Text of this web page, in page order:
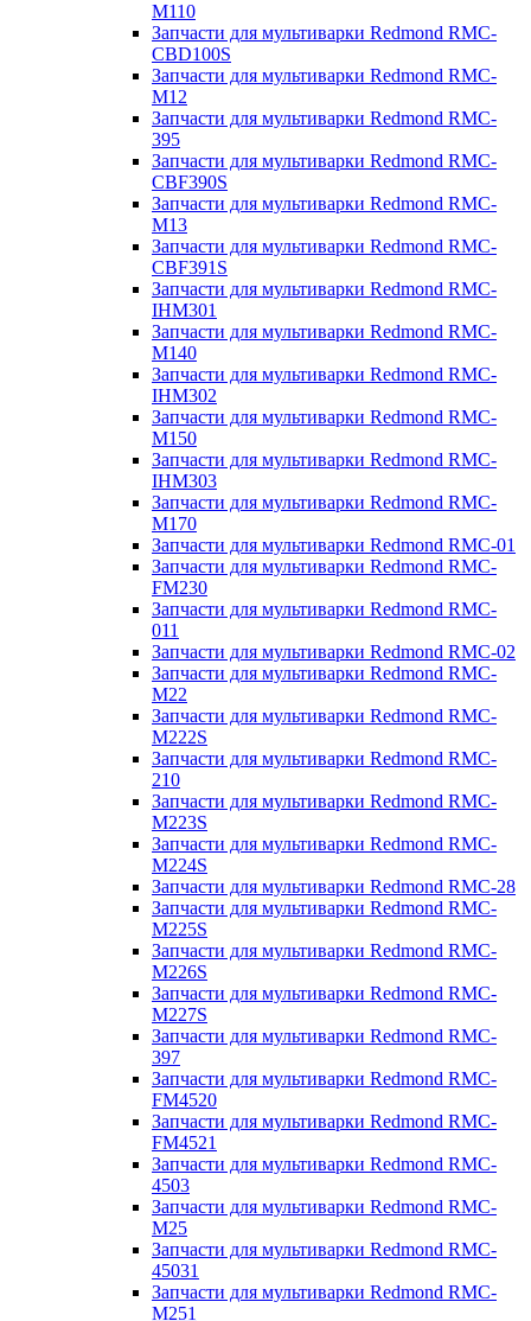
M110
Запчасти для мультиварки Redmond RMC-
CBD100S
Запчасти для мультиварки Redmond RMC-
M12
Запчасти для мультиварки Redmond RMC-
395
Запчасти для мультиварки Redmond RMC-
CBF390S
Запчасти для мультиварки Redmond RMC-
M13
Запчасти для мультиварки Redmond RMC-
CBF391S
Запчасти для мультиварки Redmond RMC-
IHM301
Запчасти для мультиварки Redmond RMC-
M140
Запчасти для мультиварки Redmond RMC-
IHM302
Запчасти для мультиварки Redmond RMC-
M150
Запчасти для мультиварки Redmond RMC-
IHM303
Запчасти для мультиварки Redmond RMC-
M170
Запчасти для мультиварки Redmond RMC-01
Запчасти для мультиварки Redmond RMC-
FM230
Запчасти для мультиварки Redmond RMC-
011
Запчасти для мультиварки Redmond RMC-02
Запчасти для мультиварки Redmond RMC-
M22
Запчасти для мультиварки Redmond RMC-
M222S
Запчасти для мультиварки Redmond RMC-
210
Запчасти для мультиварки Redmond RMC-
M223S
Запчасти для мультиварки Redmond RMC-
M224S
Запчасти для мультиварки Redmond RMC-28
Запчасти для мультиварки Redmond RMC-
M225S
Запчасти для мультиварки Redmond RMC-
M226S
Запчасти для мультиварки Redmond RMC-
M227S
Запчасти для мультиварки Redmond RMC-
397
Запчасти для мультиварки Redmond RMC-
FM4520
Запчасти для мультиварки Redmond RMC-
FM4521
Запчасти для мультиварки Redmond RMC-
4503
Запчасти для мультиварки Redmond RMC-
M25
Запчасти для мультиварки Redmond RMC-
45031
Запчасти для мультиварки Redmond RMC-
M251